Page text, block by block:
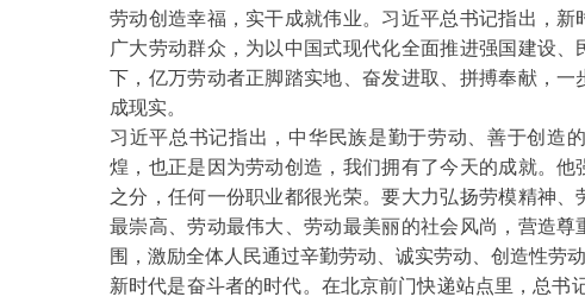
劳动创造幸福，实干成就伟业。习近平总书记指出，
广大劳动群众，为以中国式现代化全面推进强国建设
下，亿万劳动者正脚踏实地、奋发进取、拼搏奉献，
成现实。
习近平总书记指出，中华民族是勤于劳动、善于创造
煌，也正是因为劳动创造，我们拥有了今天的成就。
之分，任何一份职业都很光荣。要大力弘扬劳模精神
最崇高、劳动最伟大、劳动最美丽的社会风尚，营造
围，激励全体人民通过辛勤劳动、诚实劳动、创造性劳
新时代是奋斗者的时代。在北京前门快递站点里，总书